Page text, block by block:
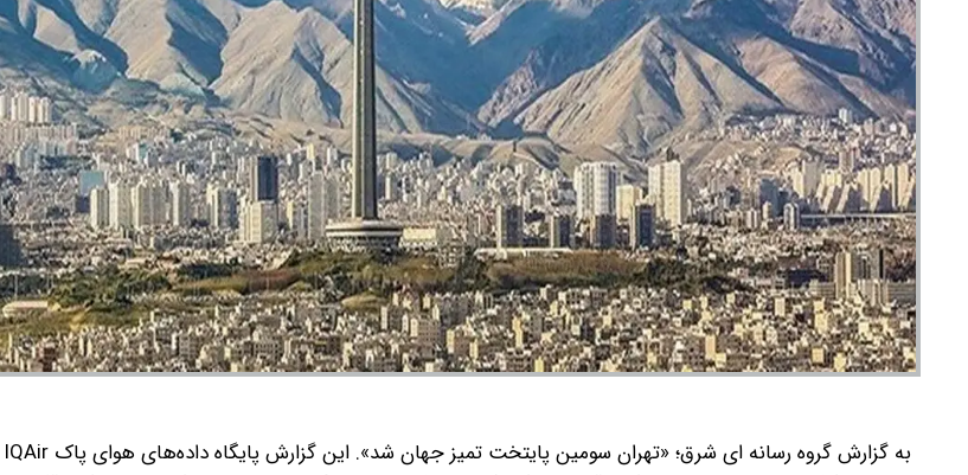
به گزارش گروه رسانه ای شرق؛ «تهران سومین پایتخت تمیز جهان شد». این گزارش پایگاه داده‌های هوای پاک IQAir است.